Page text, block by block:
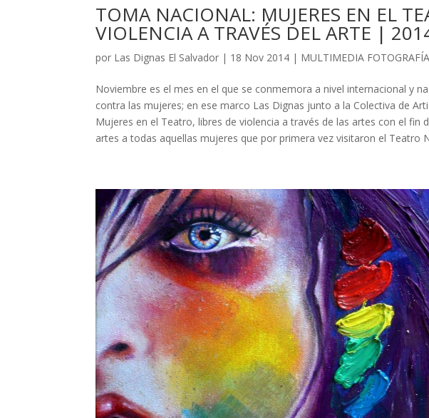
TOMA NACIONAL: MUJERES EN EL
VIOLENCIA A TRAVÉS DEL ARTE |
por Las Dignas El Salvador | 18 Nov 2014 | MULTIMEDIA FOTOGRAFÍA
Noviembre es el mes en el que se conmemora a nivel internacional y
contra las mujeres; en ese marco Las Dignas junto a la Colectiva de
Mujeres en el Teatro, libres de violencia a través de las artes con el
artes a todas aquellas mujeres que por primera vez visitaron el Teatro